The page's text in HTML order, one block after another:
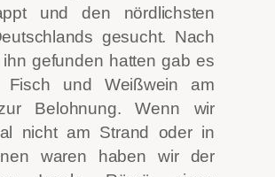
und den nördlichsten
gesucht. Nach
gefunden hatten gab es
Fisch und Weißwein am
Belohnung. Wenn wir
nicht am Strand oder in
waren haben wir der